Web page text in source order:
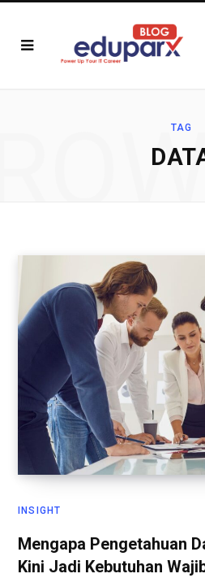
TAG
INSIGHT
Mengapa Pengetahuan
Kini Jadi Kebutuhan